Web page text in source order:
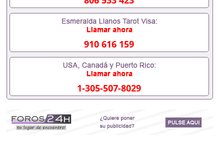
生卡等留学相关材料（申请学校、转学，甚至是申请
工签都可以用到）。 注：上述材料，随时都可以安排
办理，毕业证成绩单，学校，专业，学位，毕业时间
都可以根据客户要求安排。 国内找工作假的毕业证可
以用吗551190476假的毕业证成绩单可以办学历认证
吗551190476要定居国外需要办理什么材料
551190476入职事业单位/国企假的毕业证会查吗
551190476入职国企/事业单位需要些什么材料
551190476办理假毕业证在国内能用吗, 挂科拿不到毕
业证怎么办, 毕业证丢了怎么办, 没有正常毕业怎么办
理毕业证,没毕业可以办学历认证吗,您是否因为中途
交材料不齐而被拒之门外551190476您是否因没正常
毕业而导致回国得不到教育部认证在校挂科了不想读
910 616 159
1-305-507-8029